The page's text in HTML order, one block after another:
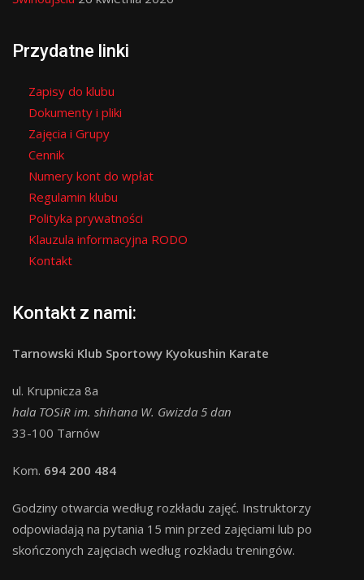
Przydatne linki
Zapisy do klubu
Dokumenty i pliki
Zajęcia i Grupy
Cennik
Numery kont do wpłat
Regulamin klubu
Polityka prywatności
Klauzula informacyjna RODO
Kontakt
Kontakt z nami:
Tarnowski Klub Sportowy Kyokushin Karate
ul. Krupnicza 8a
hala TOSiR im. shihana W. Gwizda 5 dan
33-100 Tarnów
Kom. 694 200 484
Godziny otwarcia według rozkładu zajęć. Instruktorzy
odpowiadają na pytania 15 min przed zajęciami lub po
skończonych zajęciach według rozkładu treningów.